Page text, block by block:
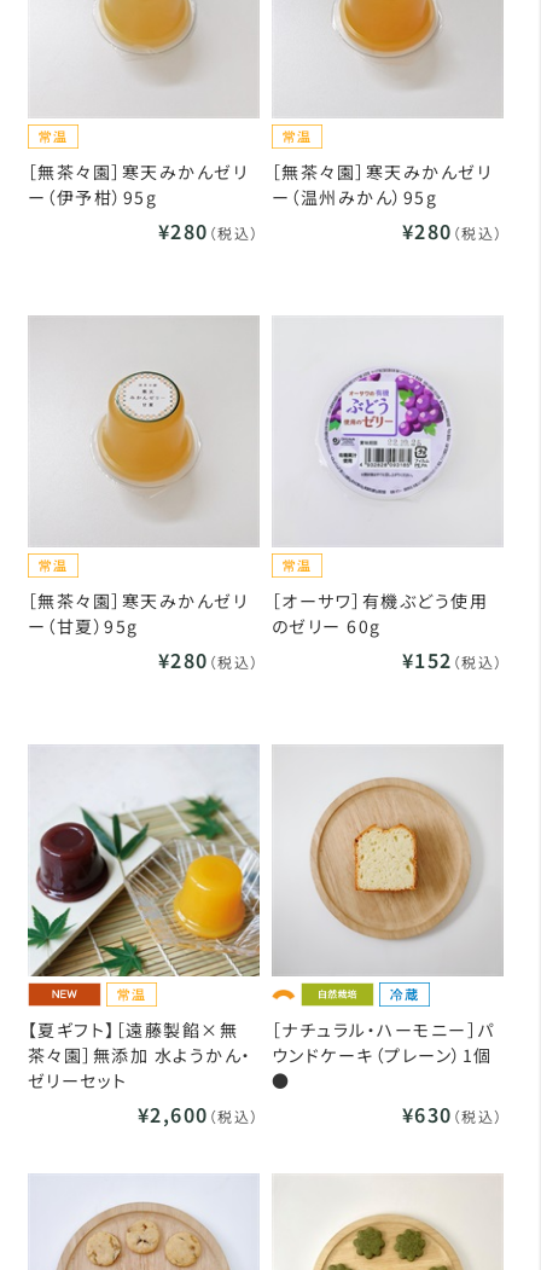
［無茶々園］寒天みかんゼリ
ー（伊予柑）95g
¥280 （税込）
［無茶々園］寒天みかんゼリ
ー（温州みかん）95g
¥280 （税込）
［無茶々園］寒天みかんゼリ
ー（甘夏）95g
¥280 （税込）
［オーサワ］有機ぶどう使用
のゼリー 60g
¥152 （税込）
【夏ギフト】［遠藤製餡×無
茶々園］無添加 水ようかん・
ゼリーセット
¥2,600 （税込）
［ナチュラル・ハーモニー］パ
ウンドケーキ（プレーン）1個
●
¥630 （税込）